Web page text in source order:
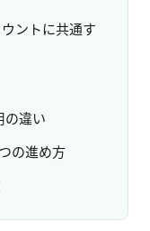
ントに共通す
の違い
の進め方